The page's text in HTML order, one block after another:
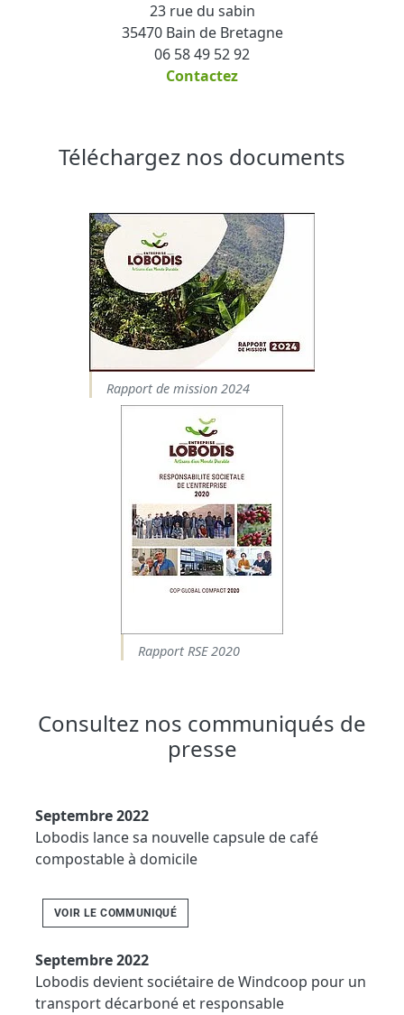
23 rue du sabin
35470 Bain de Bretagne
06 58 49 52 92
Contactez
Téléchargez nos documents
Rapport de mission 2024
Rapport RSE 2020
Consultez nos communiqués de
presse
Septembre 2022
Lobodis lance sa nouvelle capsule de café
compostable à domicile
VOIR LE COMMUNIQUÉ
Septembre 2022
Lobodis devient sociétaire de Windcoop pour un
transport décarboné et responsable